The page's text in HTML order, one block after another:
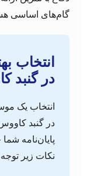
گام‌های اساسی
انتخاب
در گنبد
انتخاب یک
در گنبد
پایان‌نامه
نکات زیر توجه